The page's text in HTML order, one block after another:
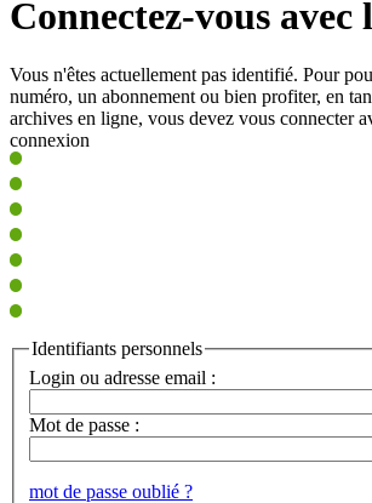
Connectez-vous avec
Vous n'êtes actuellement pas identifié. Pour
numéro, un abonnement ou bien profiter, en
archives en ligne, vous devez vous connecter
connexion
Identifiants personnels
Login ou adresse email :
Mot de passe :
mot de passe oublié ?